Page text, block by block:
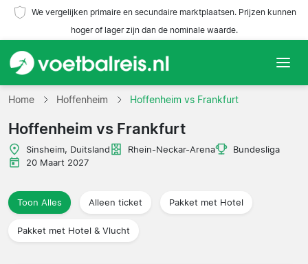
We vergelijken primaire en secundaire marktplaatsen. Prijzen kunnen
hoger of lager zijn dan de nominale waarde.
Home
Teams
Competities
Reisorganisaties
Home Hoffenheim Hoffenheim vs Frankfurt
Hoffenheim vs Frankfurt
Sinsheim, Duitsland Rhein-Neckar-Arena
Bundesliga
20 Maart 2027
Toon Alles Alleen ticket Pakket met Hotel
Pakket met Hotel & Vlucht